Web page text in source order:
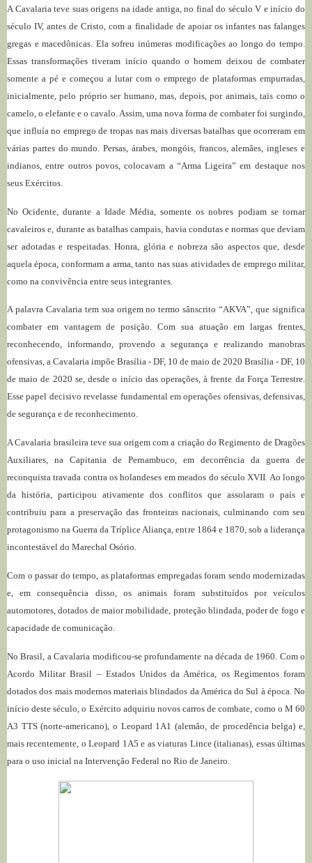
A Cavalaria teve suas origens na idade antiga, no final do século V e início do
século IV, antes de Cristo, com a finalidade de apoiar os infantes nas falanges
gregas e macedônicas. Ela sofreu inúmeras modificações ao longo do tempo.
Essas transformações tiveram início quando o homem deixou de combater
somente a pé e começou a lutar com o emprego de plataformas empurradas,
inicialmente, pelo próprio ser humano, mas, depois, por animais, tais como o
camelo, o elefante e o cavalo. Assim, uma nova forma de combater foi surgindo,
que influía no emprego de tropas nas mais diversas batalhas que ocorreram em
várias partes do mundo. Persas, árabes, mongóis, francos, alemães, ingleses e
indianos, entre outros povos, colocavam a “Arma Ligeira” em destaque nos
seus Exércitos.
No Ocidente, durante a Idade Média, somente os nobres podiam se tornar
cavaleiros e, durante as batalhas campais, havia condutas e normas que deviam
ser adotadas e respeitadas. Honra, glória e nobreza são aspectos que, desde
aquela época, conformam a arma, tanto nas suas atividades de emprego militar,
como na convivência entre seus integrantes.
A palavra Cavalaria tem sua origem no termo sânscrito “AKVA”, que significa
combater em vantagem de posição. Com sua atuação em largas frentes,
reconhecendo, informando, provendo a segurança e realizando manobras
ofensivas, a Cavalaria impõe Brasília - DF, 10 de maio de 2020 Brasília - DF, 10
de maio de 2020 se, desde o início das operações, à frente da Força Terrestre.
Esse papel decisivo revelasse fundamental em operações ofensivas, defensivas,
de segurança e de reconhecimento.
A Cavalaria brasileira teve sua origem com a criação do Regimento de Dragões
Auxiliares, na Capitania de Pernambuco, em decorrência da guerra de
reconquista travada contra os holandeses em meados do século XVII. Ao longo
da história, participou ativamente dos conflitos que assolaram o país e
contribuiu para a preservação das fronteiras nacionais, culminando com seu
protagonismo na Guerra da Tríplice Aliança, entre 1864 e 1870, sob a liderança
incontestável do Marechal Osório.
Com o passar do tempo, as plataformas empregadas foram sendo modernizadas
e, em consequência disso, os animais foram substituídos por veículos
automotores, dotados de maior mobilidade, proteção blindada, poder de fogo e
capacidade de comunicação.
No Brasil, a Cavalaria modificou-se profundamente na década de 1960. Com o
Acordo Militar Brasil – Estados Unidos da América, os Regimentos foram
dotados dos mais modernos materiais blindados da América do Sul à época. No
início deste século, o Exército adquiriu novos carros de combate, como o M 60
A3 TTS (norte-americano), o Leopard 1A1 (alemão, de procedência belga) e,
mais recentemente, o Leopard 1A5 e as viaturas Lince (italianas), essas últimas
para o uso inicial na Intervenção Federal no Rio de Janeiro.